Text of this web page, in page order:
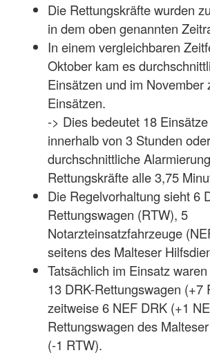
Die Rettungskräfte wurden
in dem oben genannten
In einem vergleichbaren
Oktober kam es
Einsätzen und im November
Einsätzen.
-> Dies bedeutet 18
innerhalb von 3 Stunden
durchschnittliche
Rettungskräfte alle 3,75
Die Regelvorhaltung sieht 6
Rettungswagen (RTW), 5
Notarzteinsatzfahrzeuge
seitens des Malteser
Tatsächlich im Einsatz
13 DRK-Rettungswagen (+7
zeitweise 6 NEF DRK (+1
Rettungswagen des
(-1 RTW).